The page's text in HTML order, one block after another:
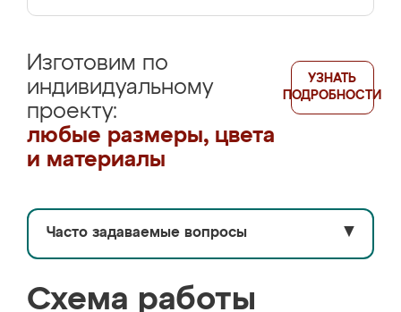
Изготовим по
индивидуальному
проекту:
любые размеры, цвета
и материалы
УЗНАТЬ
ПОДРОБНОСТИ
Часто задаваемые вопросы ▼
Схема работы